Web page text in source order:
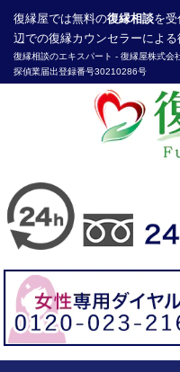
復縁屋では無料の復縁相談を
辺での復縁カウンセラーによる
復縁相談のエキスパート - 復縁屋株式会
探偵業届出登録番号30210286号